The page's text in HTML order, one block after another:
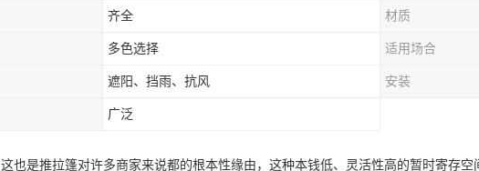
齐全 材质
多色选择 适用场合
遮阳、挡雨、抗风 安装
广泛
这也是推拉篷对许多商家来说都的根本性缘由，这种本钱低、灵活性高的暂时寄存